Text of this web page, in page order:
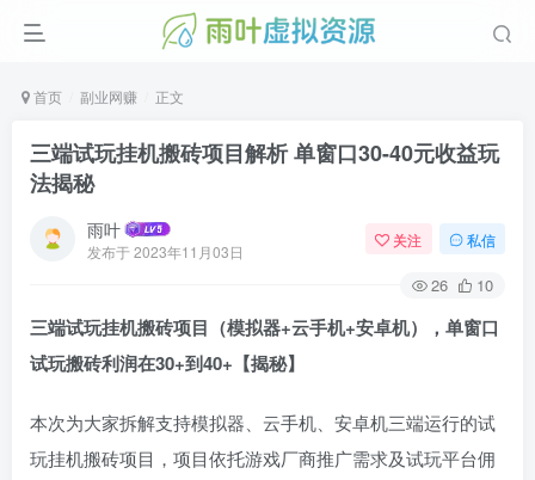
首页 副业网赚 正文
三端试玩挂机搬砖项目解析 单窗口30-40元收益玩
法揭秘
雨叶
发布于2023年11月03日
关注 私信
26 10
三端试玩挂机搬砖项目（模拟器+云手机+安卓机），单窗口
试玩搬砖利润在30+到40+【揭秘】
本次为大家拆解支持模拟器、云手机、安卓机三端运行的试
玩挂机搬砖项目，项目依托游戏厂商推广需求及试玩平台佣